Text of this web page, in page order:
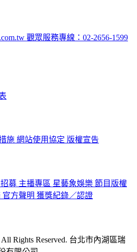
觀眾服務專線：02-2656-1599
施 網站使用協定 版權宣告
募 主播專區 星藝象娛樂 節目版權
官方聲明 獲獎紀錄／認證
Rights Reserved. 台北市內湖區瑞